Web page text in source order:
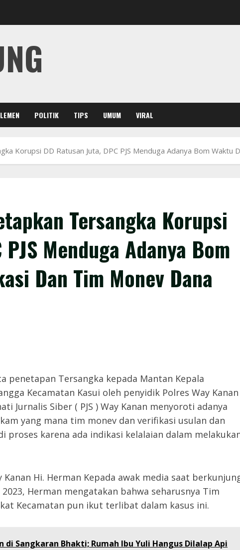
POLITIK TIPS UMUM VIRAL
Korupsi DD Ratusan Juta, DPC PJS Menduga Adanya Bom Waktu
Tersangka Korupsi
Menduga Adanya Bom
Dan Tim Monev Dana
Tersangka kepada Mantan Kepala
Kecamatan Kasui oleh penyidik Polres Way Kanan
Jurnalis Siber ( PJS ) Way Kanan menyoroti adanya
yang mana tim monev dan verifikasi usulan dan
proses karena ada indikasi kelalaian dalam
Kanan Hi. Herman Kepada awak media saat
2023, Herman mengatakan bahwa seharusnya Tim
Kecamatan pun ikut terlibat dalam kasus ini.
di Sangkaran Bhakti; Rumah Ibu Yuli Hangus Dilalap Api